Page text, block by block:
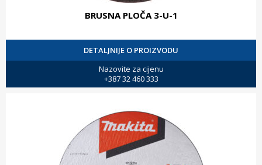
BRUSNA PLOČA 3-U-1
DETALJNIJE O PROIZVODU
Nazovite za cijenu
+387 32 460 333